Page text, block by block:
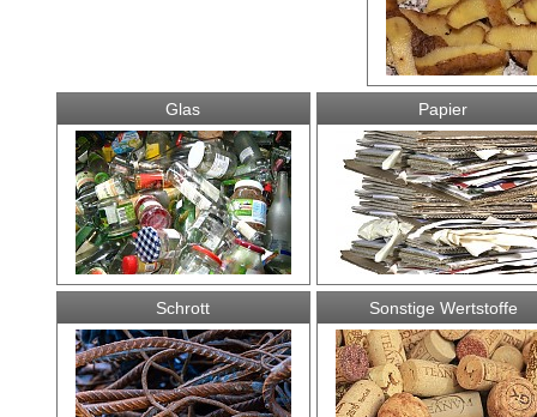
Glas Papier
Schrott Sonstige Wertstoffe